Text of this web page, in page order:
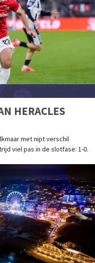
HERACLES
met nipt verschil
viel pas in de slotfase: 1-0.